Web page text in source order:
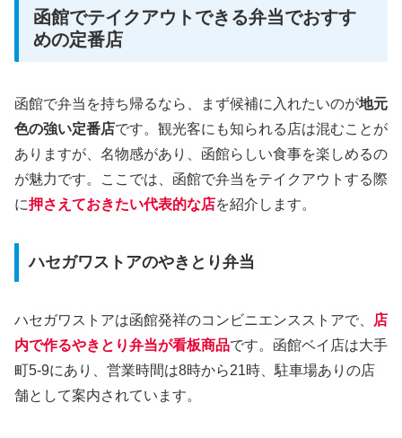
函館でテイクアウトできる弁当でおすす
めの定番店
函館で弁当を持ち帰るなら、まず候補に入れたいのが地元
色の強い定番店です。観光客にも知られる店は混むことが
ありますが、名物感があり、函館らしい食事を楽しめるの
が魅力です。ここでは、函館で弁当をテイクアウトする際
に押さえておきたい代表的な店を紹介します。
ハセガワストアのやきとり弁当
ハセガワストアは函館発祥のコンビニエンスストアで、
店
内で作るやきとり弁当が看板商品です。函館ベイ店は大手
町5-9にあり、営業時間は8時から21時、駐車場ありの店
舗として案内されています。